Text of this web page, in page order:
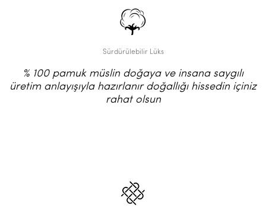
Sürdürülebilir Lüks
% 100 pamuk müslin doğaya ve insana saygılı
üretim anlayışıyla hazırlanır doğallığı hissedin içiniz
rahat olsun